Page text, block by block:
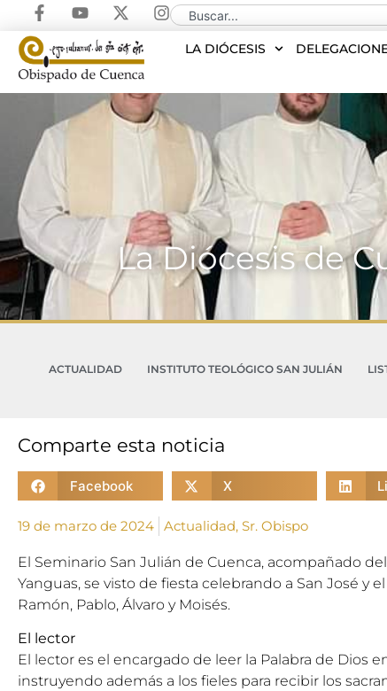
LA DIÓCESIS
La Diócesis de
ACTUALIDAD INSTITUTO TEOLÓGICO SAN JULIÁN
Comparte esta noticia
Facebook X
19 de marzo de 2024 Actualidad, Sr. Obispo
El Seminario San Julián de Cuenca, acompañado
Yanguas, se visto de fiesta celebrando a San José y
Ramón, Pablo, Álvaro y Moisés.
El lector
El lector es el encargado de leer la Palabra de Dios
instruyendo además a los fieles para recibir los